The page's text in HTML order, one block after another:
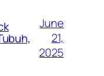
June
21,
2025